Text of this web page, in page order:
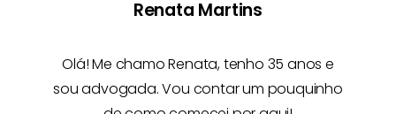
Renata Martins
Olá! Me chamoRenata, tenho 35 anos e
sou advogada. Vou contar um pouquinho